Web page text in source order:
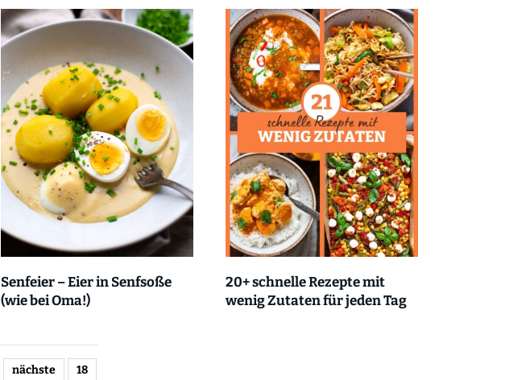
Senfeier – Eier in Senfsoße
(wie bei Oma!)
20+ schnelle Rezepte mit
wenig Zutaten für jeden Tag
nächste 18